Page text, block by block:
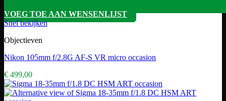
VOEG TOE AAN WENSENLIJST
Snel bekijken
Objectieven
Nikon 105mm f/2.8G AF-S VR micro occasion
€ 499,00